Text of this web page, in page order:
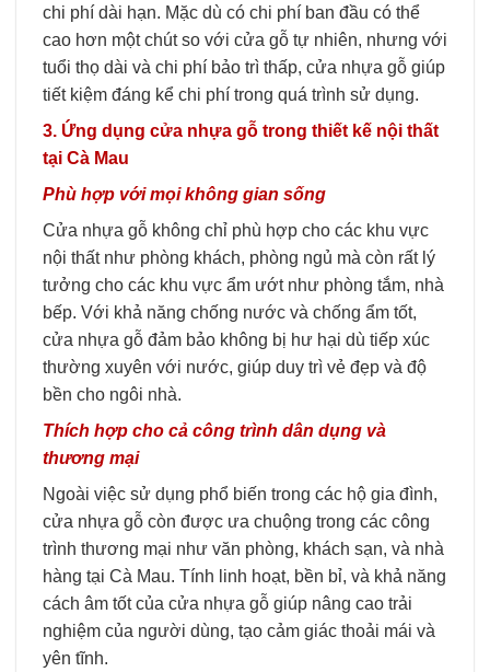
chi phí dài hạn. Mặc dù có chi phí ban đầu có thể
cao hơn một chút so với cửa gỗ tự nhiên, nhưng với
tuổi thọ dài và chi phí bảo trì thấp, cửa nhựa gỗ giúp
tiết kiệm đáng kể chi phí trong quá trình sử dụng.
3. Ứng dụng cửa nhựa gỗ trong thiết kế nội thất
tại Cà Mau
Phù hợp với mọi không gian sống
Cửa nhựa gỗ không chỉ phù hợp cho các khu vực
nội thất như phòng khách, phòng ngủ mà còn rất lý
tưởng cho các khu vực ẩm ướt như phòng tắm, nhà
bếp. Với khả năng chống nước và chống ẩm tốt,
cửa nhựa gỗ đảm bảo không bị hư hại dù tiếp xúc
thường xuyên với nước, giúp duy trì vẻ đẹp và độ
bền cho ngôi nhà.
Thích hợp cho cả công trình dân dụng và
thương mại
Ngoài việc sử dụng phổ biến trong các hộ gia đình,
cửa nhựa gỗ còn được ưa chuộng trong các công
trình thương mại như văn phòng, khách sạn, và nhà
hàng tại Cà Mau. Tính linh hoạt, bền bỉ, và khả năng
cách âm tốt của cửa nhựa gỗ giúp nâng cao trải
nghiệm của người dùng, tạo cảm giác thoải mái và
yên tĩnh.